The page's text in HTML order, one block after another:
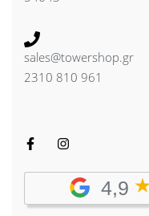
sales@towershop.gr
2310 810 961
4,9